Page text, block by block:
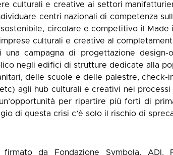
culturali e creative ai settori
centri nazionali di competenza
circolare e competitivo il Made
culturali e creative al
una campagna di progettazione
negli edifici di strutture dedicate alla
delle scuole e delle palestre, check-
agli hub culturali e creativi nei
per ripartire più forti di
di questa crisi c’è solo il rischio di
da Fondazione Symbola, ADI,